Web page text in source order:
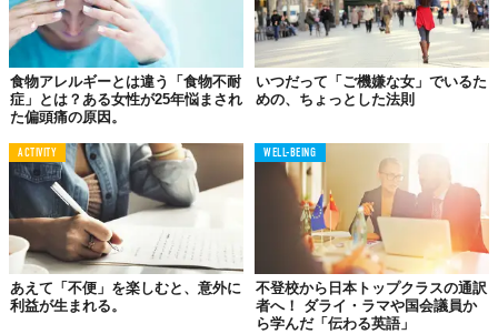
食物アレルギーとは違う「食物不耐
症」とは？ある女性が25年悩まされ
た偏頭痛の原因。
いつだって「ご機嫌な女」でいるた
めの、ちょっとした法則
ACTIVITY
あえて「不便」を楽しむと、意外に
利益が生まれる。
WELL-BEING
不登校から日本トップクラスの通訳
者へ！ ダライ・ラマや国会議員か
ら学んだ「伝わる英語」